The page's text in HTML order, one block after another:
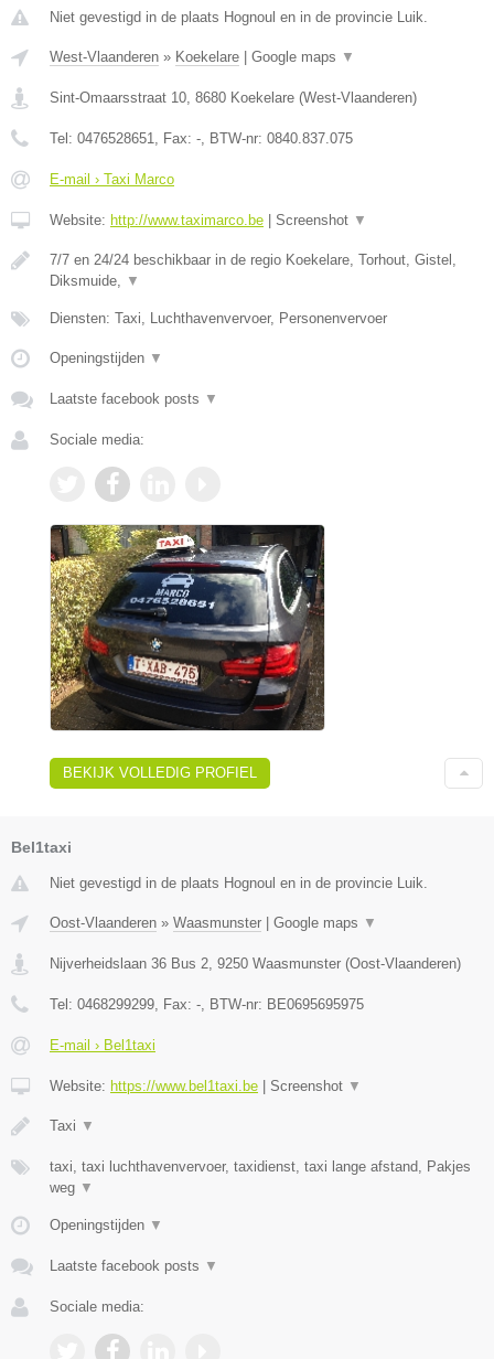
Niet gevestigd in de plaats Hognoul en in de provincie Luik.
West-Vlaanderen » Koekelare Google maps ▼
Sint-Omaarsstraat 10, 8680 Koekelare (West-Vlaanderen)
Tel: 0476528651, Fax: -, BTW-nr: 0840.837.075
E-mail › Taxi Marco
Website: http://www.taximarco.be Screenshot ▼
7/7 en 24/24 beschikbaar in de regio Koekelare, Torhout, Gistel,
Diksmuide, ▼
Diensten: Taxi, Luchthavenvervoer, Personenvervoer
Openingstijden ▼
Laatste facebook posts ▼
Sociale media:
BEKIJK VOLLEDIG PROFIEL
Bel1taxi
Niet gevestigd in de plaats Hognoul en in de provincie Luik.
Oost-Vlaanderen » Waasmunster | Google maps ▼
Nijverheidslaan 36 Bus 2 9250 Waasmunster (Oost-Vlaanderen)
Tel: 0468299299 , Fax: - , BTW-nr: BE0695695975
E-mail › Bel1taxi
Website: https://www.bel1taxi.be | Screenshot ▼
Taxi ▼
taxi, taxi luchthavenvervoer, taxidienst, taxi lange afstand, Pakjes
weg ▼
Openingstijden ▼
Laatste facebook posts ▼
Sociale media: